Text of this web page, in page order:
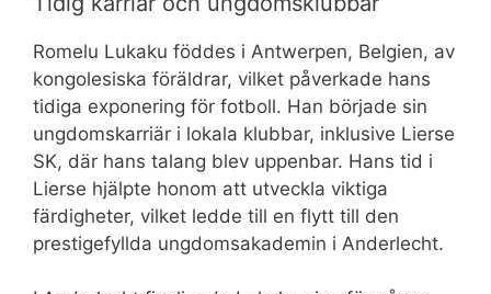
Romelu Lukaku föddes i Antwerpen, Belgien, av
kongolesiska föräldrar, vilket påverkade hans
tidiga exponering för fotboll. Han började sin
ungdomskarriär i lokala klubbar, inklusive Lierse
SK, där hans talang blev uppenbar. Hans tid i
Lierse hjälpte honom att utveckla viktiga
färdigheter, vilket ledde till en flytt till den
prestigefyllda ungdomsakademin i Anderlecht.